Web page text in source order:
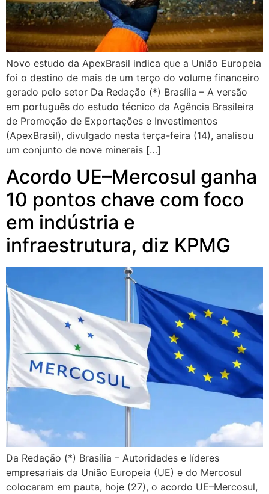
Novo estudo da ApexBrasil indica que a União Europeia
foi o destino de mais de um terço do volume financeiro
gerado pelo setor Da Redação (*) Brasília – A versão
em português do estudo técnico da Agência Brasileira
de Promoção de Exportações e Investimentos
(ApexBrasil), divulgado nesta terça-feira (14), analisou
um conjunto de nove minerais […]
Acordo UE–Mercosul ganha
10 pontos chave com foco
em indústria e
infraestrutura, diz KPMG
Da Redação (*) Brasília – Autoridades e líderes
empresariais da União Europeia (UE) e do Mercosul
colocaram em pauta, hoje (27), o acordo UE–Mercosul,